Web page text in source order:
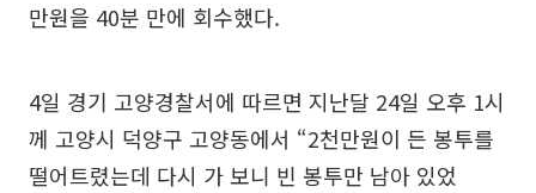
만원을 40분 만에 회수했다.
4일 경기 고양경찰서에 따르면 지난달 24일 오후 1시
께 고양시 덕양구 고양동에서 “2천만원이 든 봉투를
떨어트렸는데 다시 가 보니 빈 봉투만 남아 있었